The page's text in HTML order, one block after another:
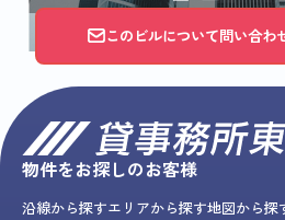
このビルについて問い合わ
物件をお探しのお客様
沿線から探すエリアから探す地図から探